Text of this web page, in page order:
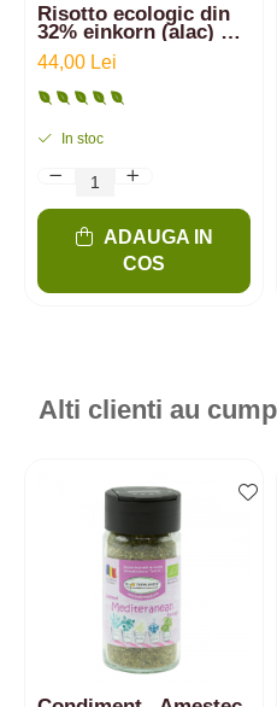
Risotto ecologic din
32% einkorn (alac) și
64% arpacaș spelta cu
2% sare românească
cu flori | 750g
44,00 Lei
In stoc
ADAUGA IN
COS
Alti clienti au